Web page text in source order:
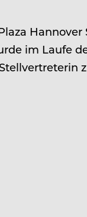
Hannover
im Laufe